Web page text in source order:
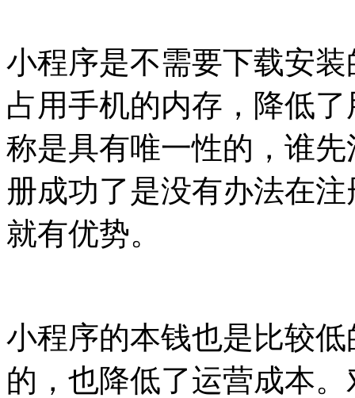
小程序是不需要下载安
占用手机的内存，降低
称是具有唯一性的，谁
册成功了是没有办法在
就有优势。
小程序的本钱也是比较
的，也降低了运营成本